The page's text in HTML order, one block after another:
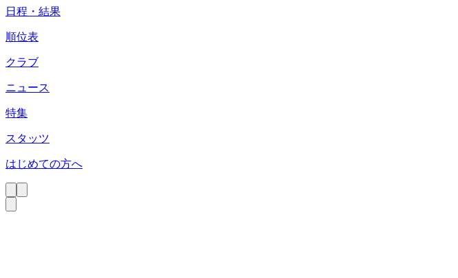
日程・結果
順位表
クラブ
ニュース
特集
スタッツ
はじめての方へ